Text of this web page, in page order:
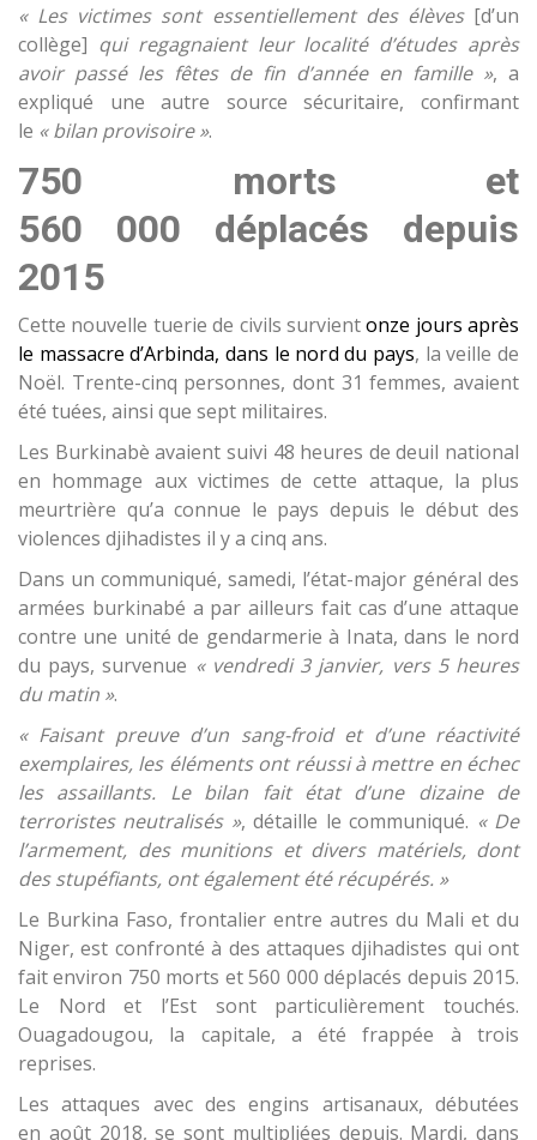
« Les victimes sont essentiellement des élèves [d’un
collège] qui regagnaient leur localité d’études après
avoir passé les fêtes de fin d’année en famille », a
expliqué une autre source sécuritaire, confirmant
le « bilan provisoire ».
750 morts et
560 000 déplacés depuis
2015
Cette nouvelle tuerie de civils survientonze jours après
le massacre d’Arbinda, dans le nord du pays, la veille de
Noël. Trente-cinq personnes, dont 31 femmes, avaient
été tuées, ainsi que sept militaires.
Les Burkinabè avaient suivi 48 heures de deuil national
en hommage aux victimes de cette attaque, la plus
meurtrière qu’a connue le pays depuis le début des
violences djihadistes il y a cinq ans.
Dans un communiqué, samedi, l’état-major général des
armées burkinabé a par ailleurs fait cas d’une attaque
contre une unité de gendarmerie à Inata, dans le nord
du pays, survenue « vendredi 3 janvier, vers 5 heures
du matin ».
« Faisant preuve d’un sang-froid et d’une réactivité
exemplaires, les éléments ont réussi à mettre en échec
les assaillants. Le bilan fait état d’une dizaine de
terroristes neutralisés », détaille le communiqué. « De
l’armement, des munitions et divers matériels, dont
des stupéfiants, ont également été récupérés. »
Le Burkina Faso, frontalier entre autres du Mali et du
Niger, est confronté à des attaques djihadistes qui ont
fait environ 750 morts et 560 000 déplacés depuis 2015.
Le Nord et l’Est sont particulièrement touchés.
Ouagadougou, la capitale, a été frappée à trois
reprises.
Les attaques avec des engins artisanaux, débutées
en août 2018, se sont multipliées depuis. Mardi, dans